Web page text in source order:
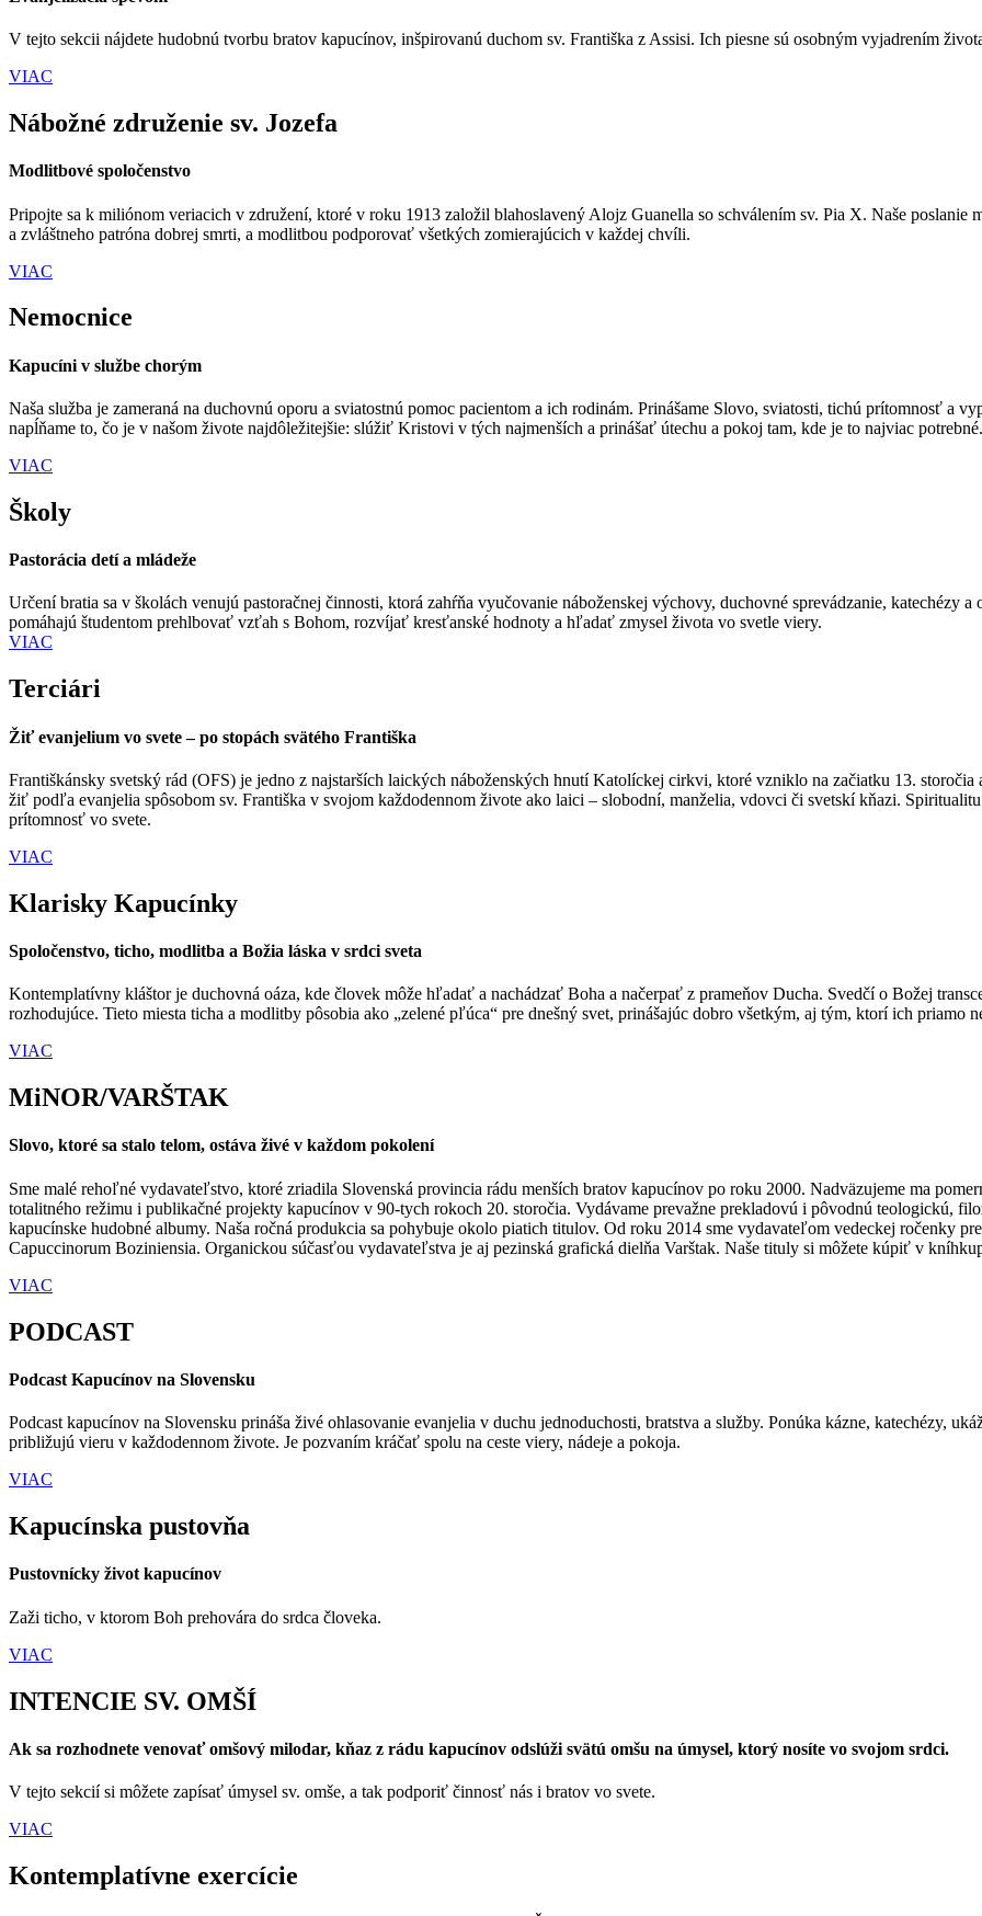
V tejto sekcii nájdete hudobnú tvorbu bratov kapucínov, inšpirovanú duchom sv. Františka z Assisi. Ich piesne sú osobným vyjadrením
VIAC
Nábožné združenie sv. Jozefa
Modlitbové spoločenstvo
Pripojte sa k miliónom veriacich v združení, ktoré v roku 1913 založil blahoslavený Alojz Guanella so schválením sv. Pia X. Naše poslanie
a zvláštneho patróna dobrej smrti, a modlitbou podporovať všetkých zomierajúcich v každej chvíli.
VIAC
Nemocnice
Kapucíni v službe chorým
Naša služba je zameraná na duchovnú oporu a sviatostnú pomoc pacientom a ich rodinám. Prinášame Slovo, sviatosti, tichú prítomnosť a
napĺňame to, čo je v našom živote najdôležitejšie: slúžiť Kristovi v tých najmenších a prinášať útechu a pokoj tam, kde je to najviac potrebné.
VIAC
Školy
Pastorácia detí a mládeže
Určení bratia sa v školách venujú pastoračnej činnosti, ktorá zahŕňa vyučovanie náboženskej výchovy, duchovné sprevádzanie,
pomáhajú študentom prehlbovať vzťah s Bohom, rozvíjať kresťanské hodnoty a hľadať zmysel života vo svetle viery.
VIAC
Terciári
Žiť evanjelium vo svete – po stopách svätého Františka
Františkánsky svetský rád (OFS) je jedno z najstarších laických náboženských hnutí Katolíckej cirkvi, ktoré vzniklo na začiatku 13.
žiť podľa evanjelia spôsobom sv. Františka v svojom každodennom živote ako laici – slobodní, manželia, vdovci či svetskí kňazi.
prítomnosť vo svete.
VIAC
Klarisky Kapucínky
Spoločenstvo, ticho, modlitba a Božia láska v srdci sveta
Kontemplatívny kláštor je duchovná oáza, kde človek môže hľadať a nachádzať Boha a načerpať z prameňov Ducha. Svedčí o Božej
rozhodujúce. Tieto miesta ticha a modlitby pôsobia ako „zelené pľúca“ pre dnešný svet, prinášajúc dobro všetkým, aj tým, ktorí ich priamo
VIAC
MiNOR/VARŠTAK
Slovo, ktoré sa stalo telom, ostáva živé v každom pokolení
Sme malé rehoľné vydavateľstvo, ktoré zriadila Slovenská provincia rádu menších bratov kapucínov po roku 2000. Nadväzujeme ma
totalitného režimu i publikačné projekty kapucínov v 90-tych rokoch 20. storočia. Vydávame prevažne prekladovú i pôvodnú teologickú,
kapucínske hudobné albumy. Naša ročná produkcia sa pohybuje okolo piatich titulov. Od roku 2014 sme vydavateľom vedeckej ročenky
Capuccinorum Boziniensia. Organickou súčasťou vydavateľstva je aj pezinská grafická dielňa Varštak. Naše tituly si môžete kúpiť v
VIAC
PODCAST
Podcast Kapucínov na Slovensku
Podcast kapucínov na Slovensku prináša živé ohlasovanie evanjelia v duchu jednoduchosti, bratstva a služby. Ponúka kázne, katechézy,
približujú vieru v každodennom živote. Je pozvaním kráčať spolu na ceste viery, nádeje a pokoja.
VIAC
Kapucínska pustovňa
Pustovnícky život kapucínov
Zaži ticho, v ktorom Boh prehovára do srdca človeka.
VIAC
INTENCIE SV. OMŠÍ
Ak sa rozhodnete venovať omšový milodar, kňaz z rádu kapucínov odslúži svätú omšu na úmysel, ktorý nosíte vo svojom srdci.
V tejto sekcií si môžete zapísať úmysel sv. omše, a tak podporiť činnosť nás i bratov vo svete.
VIAC
Kontemplatívne exercície